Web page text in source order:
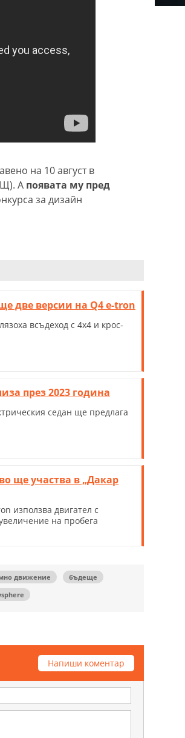
на 10 август в
А появата му пред
за дизайн
две версии на Q4 e-tron
всъдеход с 4х4 и крос-
през 2023 година
седан ще предлага
ще участва в „Дакар
използва двигател с
на пробега
движение
бъдеще
Напиши коментар